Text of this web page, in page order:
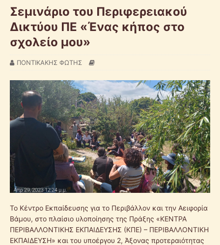
Σεμινάριο του Περιφερειακού
Δικτύου ΠΕ «Ένας κήπος στο
σχολείο μου»
ΠΟΝΤΙΚΑΚΗΣ ΦΩΤΗΣ
Το Κέντρο Εκπαίδευσης για το Περιβάλλον και την Αειφορία
Βάμου, στο πλαίσιο υλοποίησης της Πράξης «ΚΕΝΤΡΑ
ΠΕΡΙΒΑΛΛΟΝΤΙΚΗΣ ΕΚΠΑΙΔΕΥΣΗΣ (ΚΠΕ) – ΠΕΡΙΒΑΛΛΟΝΤΙΚΗ
ΕΚΠΑΙΔΕΥΣΗ» και του υποέργου 2, Άξονας προτεραιότητας